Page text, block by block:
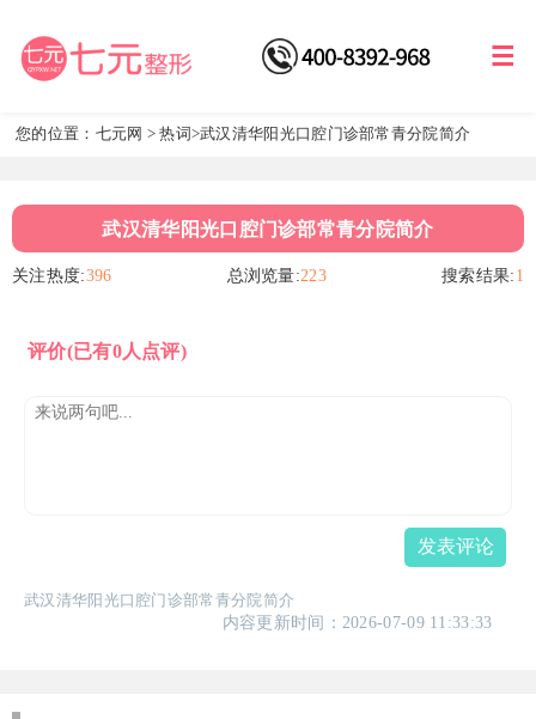
您的位置： 七元网 >热词 >武汉清华阳光口腔门诊部常青分院简介
武汉清华阳光口腔门诊部常青分院简介
关注热度:396 总浏览量:223 搜索结果: 1
评价(已有0人点评)
发表评论
武汉清华阳光口腔门诊部常青分院简介
内容更新时间：2026-07-09 11:33:33